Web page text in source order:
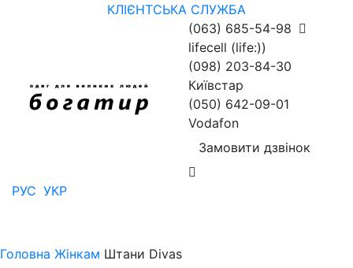
КЛІЄНТСЬКА СЛУЖБА
(063) 685-54-98
lifecell (life:))
(098) 203-84-30
Київстар
(050) 642-09-01
Vodafon
Замовити дзвінок
РУС УКР
Головна Жінкам Штани Divas